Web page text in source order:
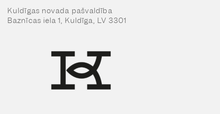
Kuldīgas novada pašvaldība
Baznīcas iela 1, Kuldīga, LV 3301